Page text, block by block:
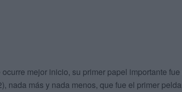
mejor inicio, su primer papel importante
nada más y nada menos, que fue el primer